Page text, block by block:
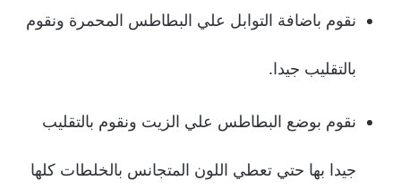
نقوم باضافة التوابل علي البطاطس المحمرة ونقوم
بالتقليب جيدا.
نقوم بوضع البطاطس علي الزيت ونقوم بالتقليب
جيدا بها حتي تعطي اللون المتجانس بالخلطات كلها